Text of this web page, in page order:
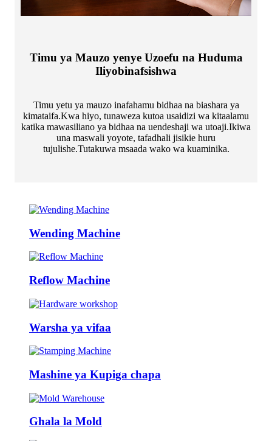
Timu ya Mauzo yenye Uzoefu na Huduma
Iliyobinafsishwa
Timu yetu ya mauzo inafahamu bidhaa na biashara ya
kimataifa.Kwa hiyo, tunaweza kutoa usaidizi wa kitaalamu
katika mawasiliano ya bidhaa na uendeshaji wa utoaji.Ikiwa
una maswali yoyote, tafadhali jisikie huru
tujulishe.Tutakuwa msaada wako wa kuaminika.
Wending Machine
Reflow Machine
Warsha ya vifaa
Mashine ya Kupiga chapa
Ghala la Mold